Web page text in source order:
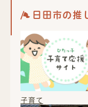
日田市の推
子育て